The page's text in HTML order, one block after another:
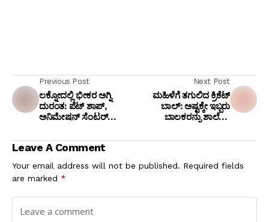
Previous Post
ಲಕ್ನೋದಲ್ಲಿ ಭೀಕರ ಅಗ್ನಿ
ದುರಂತ: ಪೆಟ್ ಶಾಪ್,
ಅನಿಮೇಷನ್ ಸೆಂಟರ್
ಕಟ್ಟಡದಲ್ಲಿ ಬೆಂಕಿ, 15
ಯುವಕರು ಸಜೀವ ದಹನ!
Next Post
ಮಹಿಳೆಗೆ ತಗುಲಿದ ಕ್ರಿಕೆಟ್
ಬಾಲ್: ಅಷ್ಟಕ್ಕೇ ಇಬ್ಬರು
ಬಾಲಕರನ್ನು ಶಾಲೆಯ
ಚಪ್ಪಲಿಯಿಂದ ಹೊಡೆದ
Leave A Comment
Your email address will not be published. Required fields
are marked *